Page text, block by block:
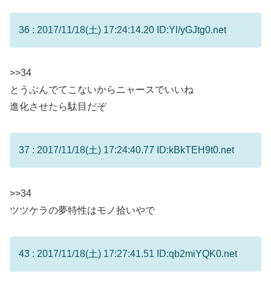
36 : 2017/11/18(土) 17:24:14.20 ID:Yl/yGJtg0.net
>>34
とうぶんでてこないからニャースでいいね
進化させたら駄目だぞ
37 : 2017/11/18(土) 17:24:40.77 ID:kBkTEH9t0.net
>>34
ツツケラの夢特性はモノ拾いやで
43 : 2017/11/18(土) 17:27:41.51 ID:qb2miYQK0.net